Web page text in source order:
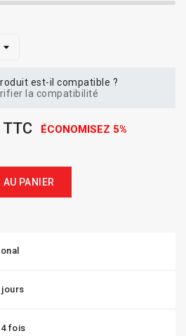
est-il compatible ?
la compatibilité
ÉCONOMISEZ 5%
PANIER
jours
fois